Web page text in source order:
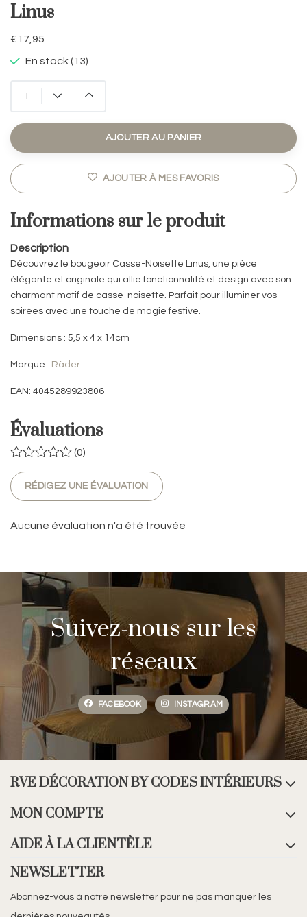
Linus
€17,95
En stock (13)
AJOUTER AU PANIER
AJOUTER À MES FAVORIS
Informations sur le produit
Description
Découvrez le bougeoir Casse-Noisette Linus, une pièce
élégante et originale qui allie fonctionnalité et design avec son
charmant motif de casse-noisette. Parfait pour illuminer vos
soirées avec une touche de magie festive.
Dimensions : 5,5 x 4 x 14cm
Marque : Räder
EAN: 4045289923806
Évaluations
(0)
RÉDIGEZ UNE ÉVALUATION
Aucune évaluation n'a été trouvée
Suivez-nous sur les
réseaux
FACEBOOK INSTAGRAM
RVE DÉCORATION BY CODES INTÉRIEURS
MON COMPTE
AIDE À LA CLIENTÈLE
NEWSLETTER
Abonnez-vous à notre newsletter pour ne pas manquer les